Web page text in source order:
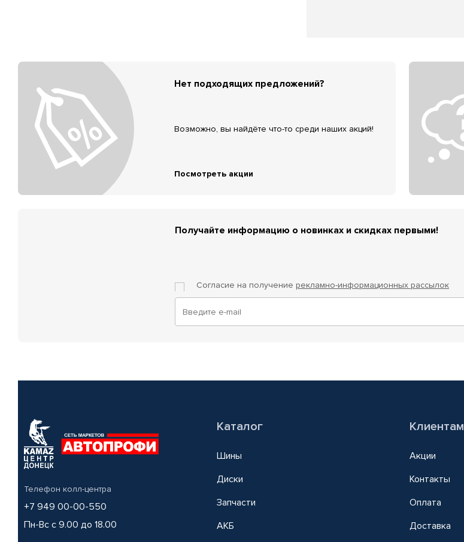
Нет подходящих предложений?
Возможно, вы найдёте что-то среди наших акций!
Посмотреть акции
Получайте информацию о новинках и скидках первыми!
Согласие на получение рекламно-информационных рассылок
Телефон колл-центра
+7 949 00-00-550
Пн-Вс с 9.00 до 18.00
Каталог
Шины
Диски
Запчасти
АКБ
Клиентам
Акции
Контакты
Оплата
Доставка